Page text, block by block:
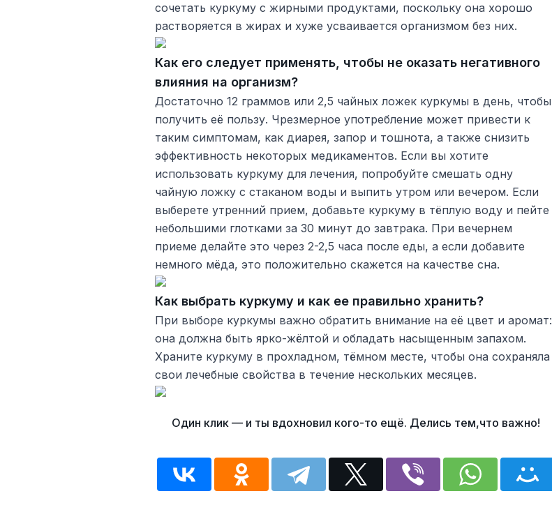
сочетать куркуму с жирными продуктами, поскольку она хорошо
растворяется в жирах и хуже усваивается организмом без них.
Как его следует применять, чтобы не оказать негативного
влияния на организм?
Достаточно 12 граммов или 2,5 чайных ложек куркумы в день, чтобы
получить её пользу. Чрезмерное употребление может привести к
таким симптомам, как диарея, запор и тошнота, а также снизить
эффективность некоторых медикаментов. Если вы хотите
использовать куркуму для лечения, попробуйте смешать одну
чайную ложку с стаканом воды и выпить утром или вечером. Если
выберете утренний прием, добавьте куркуму в тёплую воду и пейте
небольшими глотками за 30 минут до завтрака. При вечернем
приеме делайте это через 2-2,5 часа после еды, а если добавите
немного мёда, это положительно скажется на качестве сна.
Как выбрать куркуму и как ее правильно хранить?
При выборе куркумы важно обратить внимание на её цвет и аромат:
она должна быть ярко-жёлтой и обладать насыщенным запахом.
Храните куркуму в прохладном, тёмном месте, чтобы она сохраняла
свои лечебные свойства в течение нескольких месяцев.